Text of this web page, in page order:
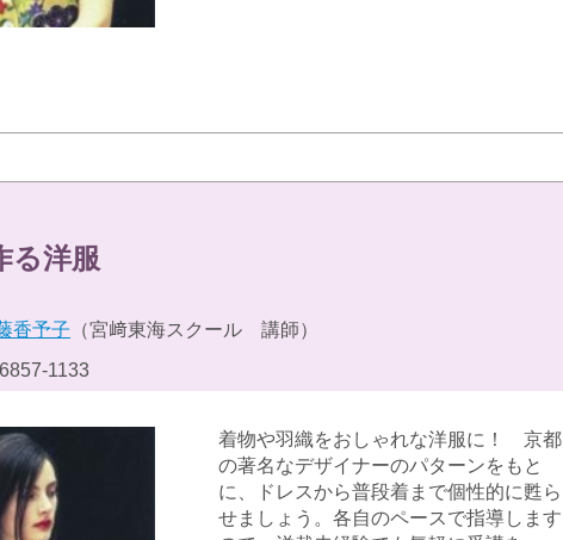
る洋服
香予子 （宮﨑東海スクール 講師）
1133
着物や羽織をおしゃれな洋服に！ 京都
の著名なデザイナーのパターンをもと
に、ドレスから普段着まで個性的に甦ら
せましょう。各自のペースで指導します